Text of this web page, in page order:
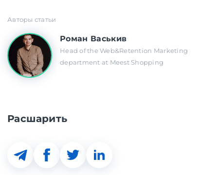
Авторы статьи
Роман Васькив
Head of the Web&Retention Marketing
department at Meest Shopping
Расшарить